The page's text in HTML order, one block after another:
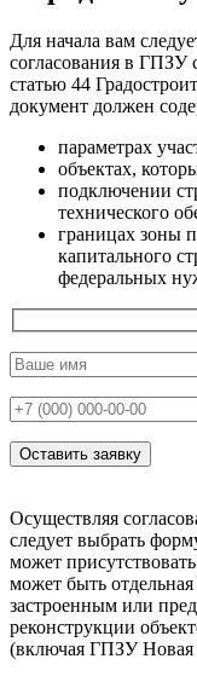
Для начала вам
согласования в ГПЗУ
статью 44
документ должен
параметрах
объектах,
подключении
технического
границах зоны
капитального
федеральных
Осуществляя
следует выбрать
может
может быть
застроенным или
реконструкции
(включая ГПЗУ Новая